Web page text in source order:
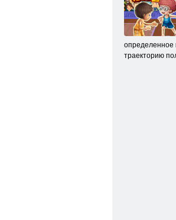
определенное
траекторию